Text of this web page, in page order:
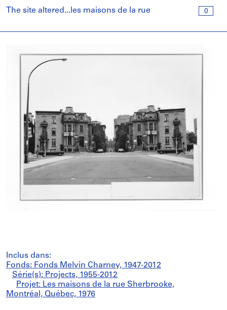
0
The site altered...les maisons de la rue
Inclus dans:
Fonds: Fonds Melvin Charney, 1947-2012
Série(s): Projects, 1955-2012
Projet: Les maisons de la rue Sherbrooke,
Montréal, Québec, 1976